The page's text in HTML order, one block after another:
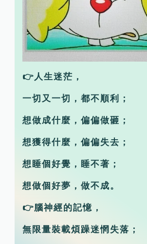
👉人生迷茫，
一切又一切，都不順利；
想做成什麼，偏偏做砸；
想獲得什麼，偏偏失去；
想睡個好覺，睡不著；
想做個好夢，做不成。
👉腦神經的記憶，
無限量裝載煩躁迷惘失落；